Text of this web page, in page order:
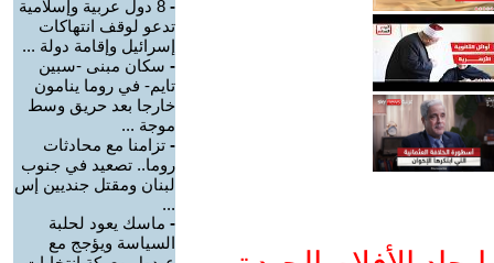
-
8 دول عربية وإسلامية
تدعو لوقف انتهاكات
إسرائيل وإقامة دولة ...
- سكان مبنى -سبين
تايم- في روما ينامون
خارجا بعد حريق وسط
موجة ...
- تزامنا مع محادثات
روما.. تصعيد في جنوب
لبنان ومقتل جنديين إس
...
- ماسك يعود لحلبة
السياسة ويؤجج مع